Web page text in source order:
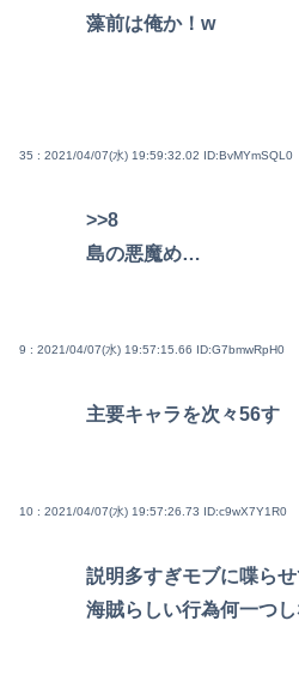
藻前は俺か！w
35 : 2021/04/07(水) 19:59:32.02 ID:BvMYmSQL0
>>8
島の悪魔め…
9 : 2021/04/07(水) 19:57:15.66 ID:G7bmwRpH0
主要キャラを次々56す
10 : 2021/04/07(水) 19:57:26.73 ID:c9wX7Y1R0
説明多すぎモブに喋ら
海賊らしい行為何一つ